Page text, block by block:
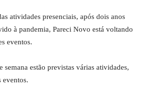
atividades presenciais, após dois anos
à pandemia, Pareci Novo está voltando
eventos.
semana estão previstas várias atividades,
eventos.